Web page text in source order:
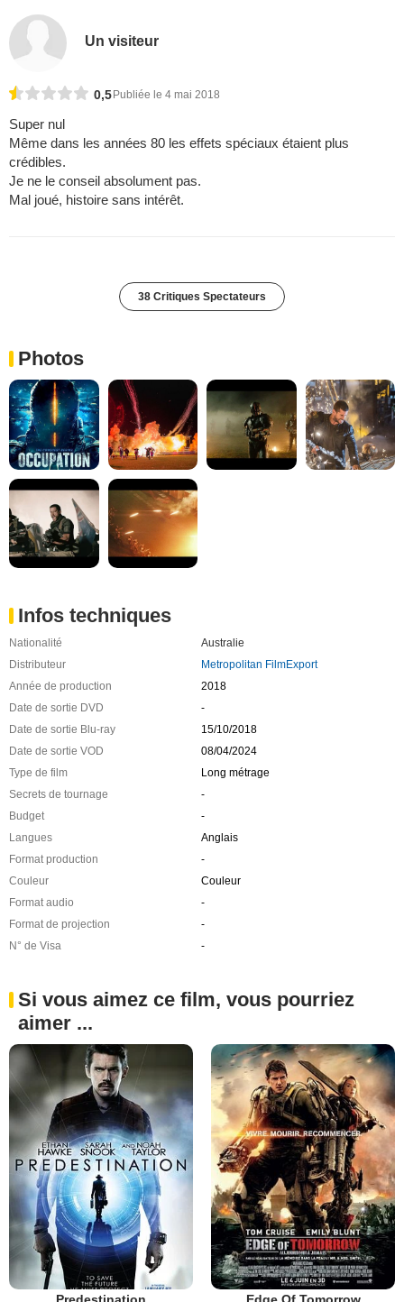
Un visiteur
0,5 Publiée le 4 mai 2018
Super nul
Même dans les années 80 les effets spéciaux étaient plus
crédibles.
Je ne le conseil absolument pas.
Mal joué, histoire sans intérêt.
38 Critiques Spectateurs
Photos
Infos techniques
Nationalité
Australie
Distributeur
Metropolitan FilmExport
Année de production
2018
Date de sortie DVD
-
Date de sortie Blu-ray
15/10/2018
Date de sortie VOD
08/04/2024
Type de film
Long métrage
Secrets de tournage
-
Budget
-
Langues
Anglais
Format production
-
Couleur
Couleur
Format audio
-
Format de projection
-
N° de Visa
-
Si vous aimez ce film, vous pourriez
aimer ...